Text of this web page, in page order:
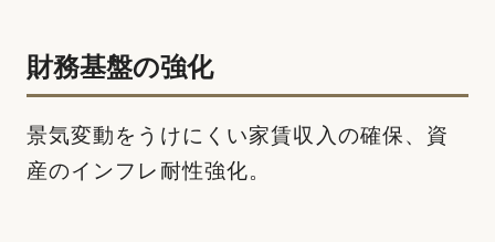
財務基盤の強化
景気変動をうけにくい家賃収⼊の確保、資
産のインフレ耐性強化。